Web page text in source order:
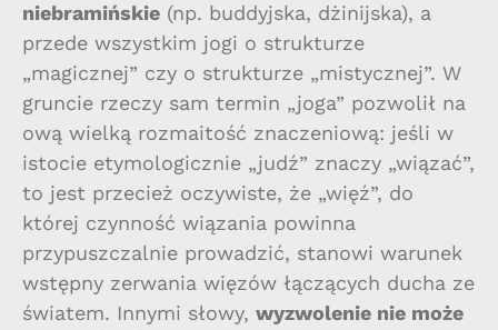
niebramińskie (np. buddyjska, dżinijska), a
przede wszystkim jogi o strukturze
„magicznej” czy o strukturze „mistycznej”. W
gruncie rzeczy sam termin „joga” pozwolił na
ową wielką rozmaitość znaczeniową: jeśli w
istocie etymologicznie „judź” znaczy „wiązać”,
to jest przecież oczywiste, że „więź”, do
której czynność wiązania powinna
przypuszczalnie prowadzić, stanowi warunek
wstępny zerwania więzów łączących ducha ze
światem. Innymi słowy, wyzwolenie nie może